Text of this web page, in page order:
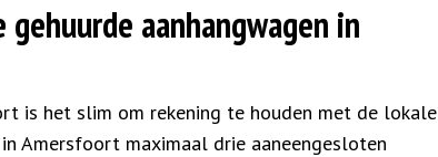
aanhangwagen in
is het slim om rekening te houden met de lokale
Amersfoort maximaal drie aaneengesloten